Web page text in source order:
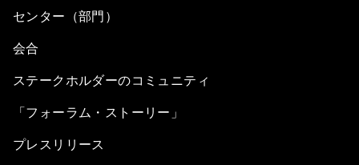
センター（部門）
会合
ステークホルダーのコミュニティ
「フォーラム・ストーリー」
プレスリリース